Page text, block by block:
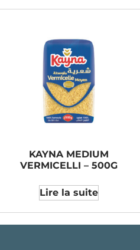
KAYNA MEDIUM
VERMICELLI – 500G
Lire la suite